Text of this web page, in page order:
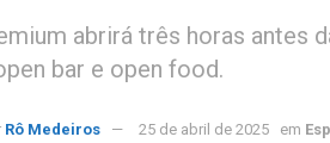
abrirá três horas antes
bar e open food.
Rô Medeiros 25 de abril de 2025 em